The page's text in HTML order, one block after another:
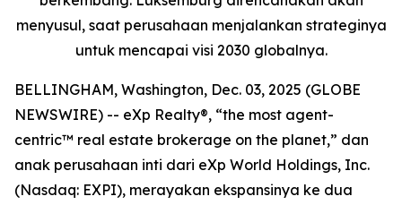
menyusul, saat perusahaan menjalankan strateginya
untuk mencapai visi 2030 globalnya.
BELLINGHAM, Washington, Dec. 03, 2025 (GLOBE
NEWSWIRE) -- eXp Realty®, “the most agent-
centric™ real estate brokerage on the planet,” dan
anak perusahaan inti dari eXp World Holdings, Inc.
(Nasdaq: EXPI), merayakan ekspansinya ke dua